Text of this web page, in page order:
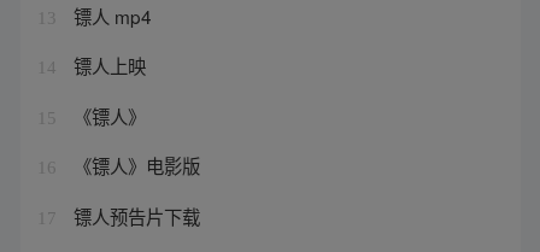
13 镖人 mp4
14 镖人上映
15 《镖人》
16 《镖人》电影版
17 镖人预告片下载